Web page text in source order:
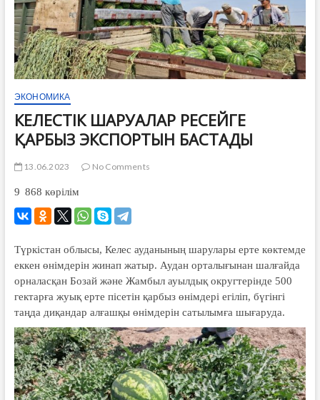
ЭКОНОМИКА
КЕЛЕСТІК ШАРУАЛАР РЕСЕЙГЕ
ҚАРБЫЗ ЭКСПОРТЫН БАСТАДЫ
13.06.2023 No Comments
9 868 көрілім
Түркістан облысы, Келес ауданының шарулары ерте көктемде
еккен өнімдерін жинап жатыр. Аудан орталығынан шалғайда
орналасқан Бозай және Жамбыл ауылдық округтерінде 500
гектарға жуық ерте пісетін қарбыз өнімдері егіліп, бүгінгі
таңда диқандар алғашқы өнімдерін сатылымға шығаруда.